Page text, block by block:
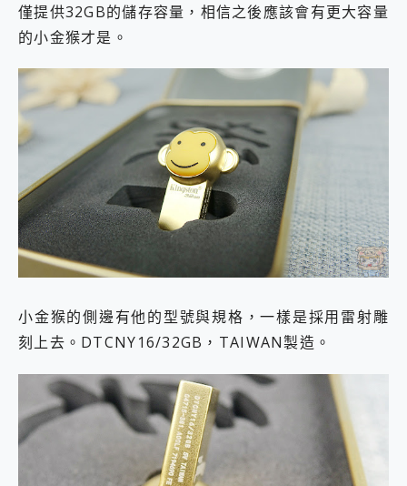
僅提供32GB的儲存容量，相信之後應該會有更大容量
的小金猴才是。
小金猴的側邊有他的型號與規格，一樣是採用雷射雕
刻上去。DTCNY16/32GB，TAIWAN製造。